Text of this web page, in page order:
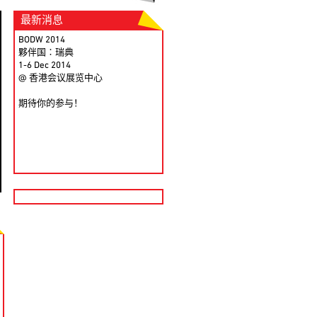
最新消息
BODW 2014
夥伴国∶瑞典
1-6 Dec 2014
@ 香港会议展览中心
期待你的参与！